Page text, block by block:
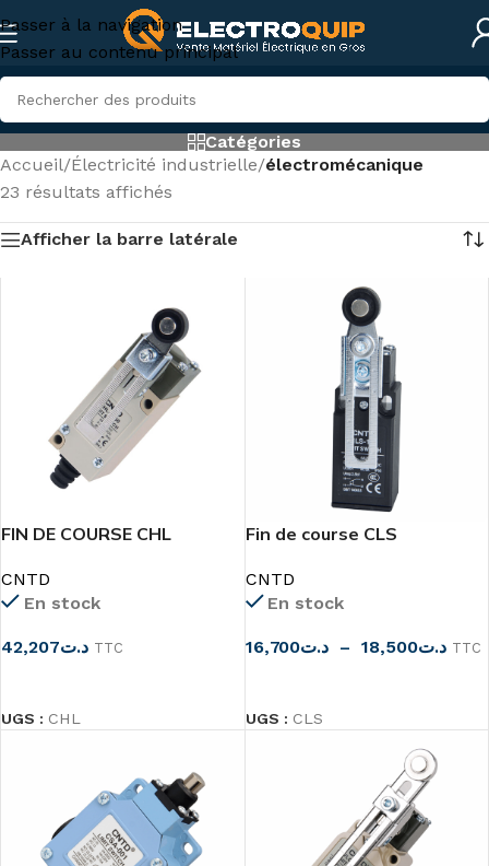
Passer à la navigation
Passer au contenu principal
Catégories
Accueil/Électricité industrielle/électromécanique
23 résultats affichés
Afficher la barre latérale
FIN DE COURSE CHL
CNTD
En stock
د.ت42,207
TTC
UGS : CHL
Fin de course CLS
CNTD
En stock
د.ت16,700 – د.ت18,500
TTC
UGS : CLS